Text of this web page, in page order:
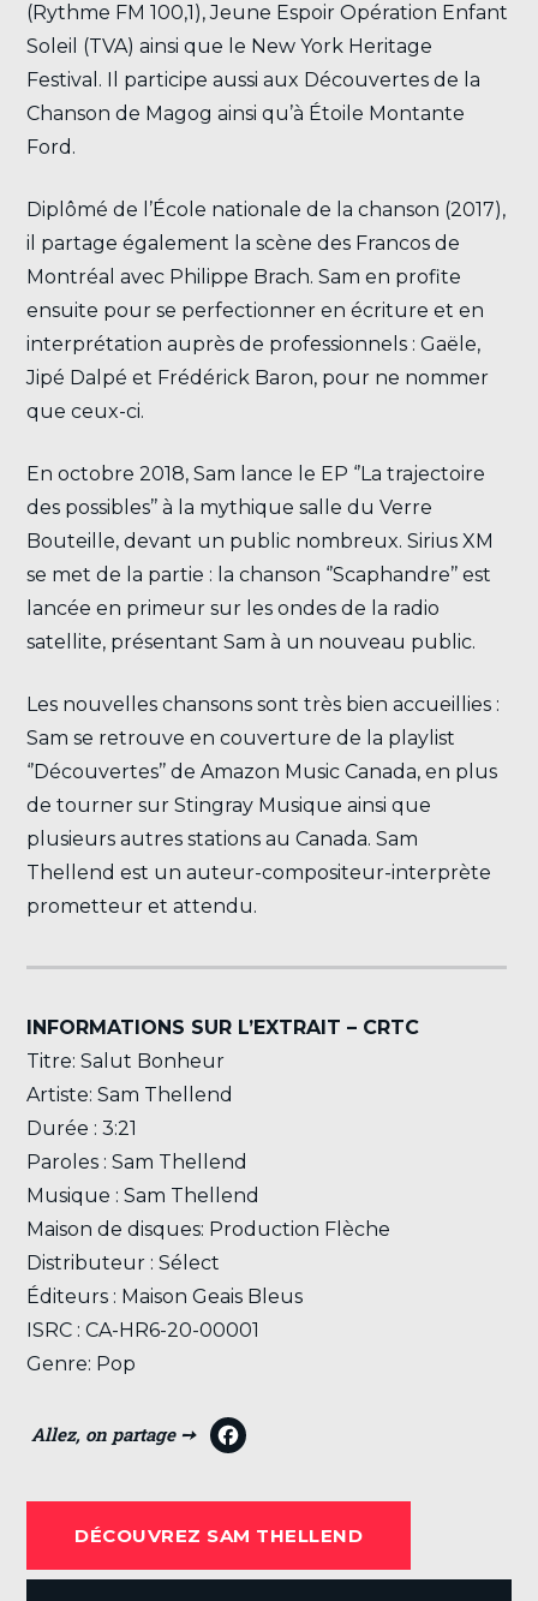
(Rythme FM 100,1), Jeune Espoir Opération Enfant
Soleil (TVA) ainsi que le New York Heritage
Festival. Il participe aussi aux Découvertes de la
Chanson de Magog ainsi qu’à Étoile Montante
Ford.
Diplômé de l’École nationale de la chanson (2017),
il partage également la scène des Francos de
Montréal avec Philippe Brach. Sam en profite
ensuite pour se perfectionner en écriture et en
interprétation auprès de professionnels : Gaële,
Jipé Dalpé et Frédérick Baron, pour ne nommer
que ceux-ci.
En octobre 2018, Sam lance le EP ‘’La trajectoire
des possibles’’ à la mythique salle du Verre
Bouteille, devant un public nombreux. Sirius XM
se met de la partie : la chanson ‘’Scaphandre’’ est
lancée en primeur sur les ondes de la radio
satellite, présentant Sam à un nouveau public.
Les nouvelles chansons sont très bien accueillies :
Sam se retrouve en couverture de la playlist
‘’Découvertes’’ de Amazon Music Canada, en plus
de tourner sur Stingray Musique ainsi que
plusieurs autres stations au Canada. Sam
Thellend est un auteur-compositeur-interprète
prometteur et attendu.
INFORMATIONS SUR L’EXTRAIT – CRTC
Titre: Salut Bonheur
Artiste: Sam Thellend
Durée : 3:21
Paroles : Sam Thellend
Musique : Sam Thellend
Maison de disques: Production Flèche
Distributeur : Sélect
Éditeurs : Maison Geais Bleus
ISRC : CA-HR6-20-00001
Genre: Pop
e
b
DÉCOUVREZ SAM THELLEND